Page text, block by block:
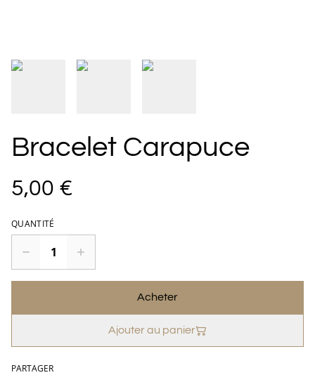
Bracelet Carapuce
5,00 €
QUANTITÉ
Acheter
Ajouter au panier
PARTAGER